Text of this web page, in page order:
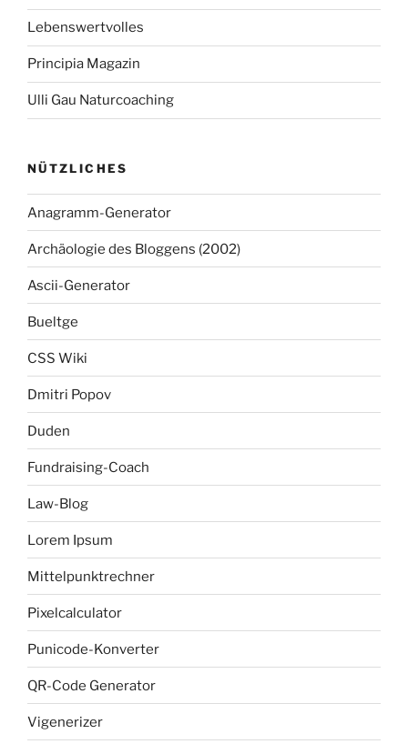
Lebenswertvolles
Principia Magazin
Ulli Gau Naturcoaching
NÜTZLICHES
Anagramm-Generator
Archäologie des Bloggens (2002)
Ascii-Generator
Bueltge
CSS Wiki
Dmitri Popov
Duden
Fundraising-Coach
Law-Blog
Lorem Ipsum
Mittelpunktrechner
Pixelcalculator
Punicode-Konverter
QR-Code Generator
Vigenerizer